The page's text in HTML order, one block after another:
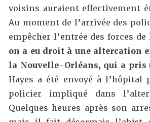
voisins auraient effectivement
Au moment de l’arrivée des
empêcher l’entrée des forces
on a eu droit à une altercation
la Nouvelle-Orléans, qui a pris
Hayes a été envoyé à
policier impliqué dans
Quelques heures après son